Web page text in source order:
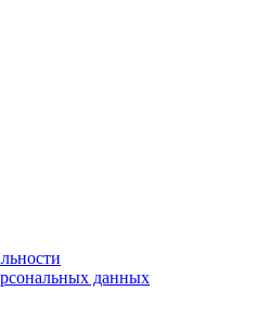
данных